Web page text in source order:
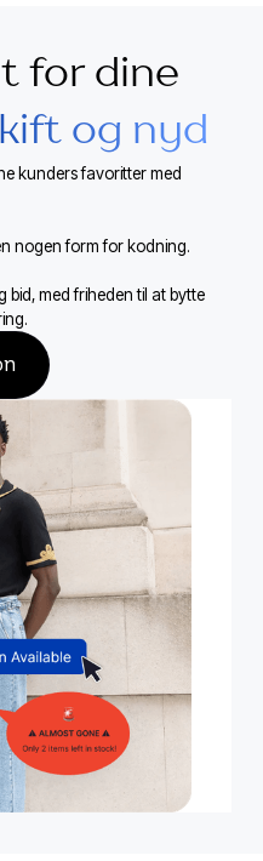
for dine
og nyd
kunders favoritter med
nogen form for kodning.
bid, med friheden til at bytte